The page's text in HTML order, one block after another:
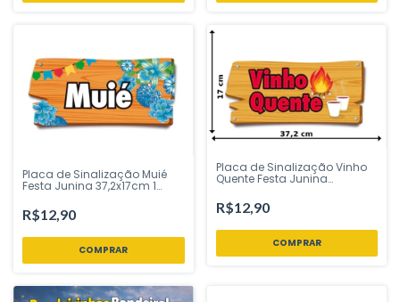
Placa de Sinalização Muié
Festa Junina 37,2x17cm 1
Sua Festa Loja
R$12,90
Placa de Sinalização Vinho
Quente Festa Junina
– Inspire Sua Festa Loja
R$12,90